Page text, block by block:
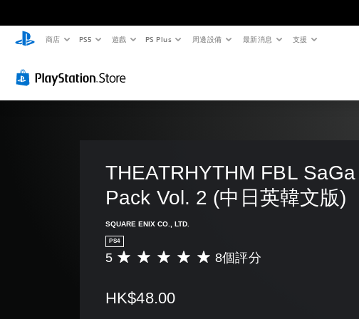
商店 PS5 遊戲 PS Plus 周邊設備 最新消息 支援
THEATRHYTHM FBL SaGa
Pack Vol. 2 (中日英韓文版)
SQUARE ENIX CO., LTD.
PS4
平
分
5 8個評分
HK$48.00